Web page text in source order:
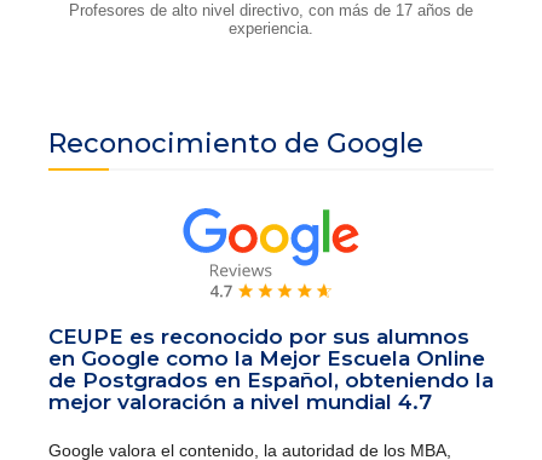
Profesores de alto nivel directivo, con más de 17 años de
experiencia.
Reconocimiento de Google
CEUPE es reconocido por sus alumnos
en Google como la Mejor Escuela Online
de Postgrados en Español, obteniendo la
mejor valoración a nivel mundial 4.7
Google valora el contenido, la autoridad de los MBA,